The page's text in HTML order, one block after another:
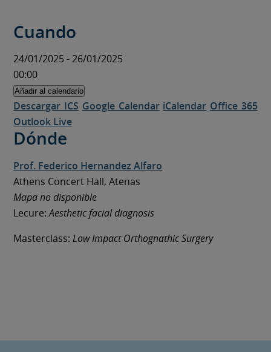
Cuando
24/01/2025 - 26/01/2025
00:00
Añadir al calendario
Descargar ICS Google Calendar iCalendar Office 365
Outlook Live
Dónde
Prof. Federico Hernandez Alfaro
Athens Concert Hall, Atenas
Mapa no disponible
Lecure:Aesthetic facial diagnosis
Masterclass:Low Impact Orthognathic Surgery